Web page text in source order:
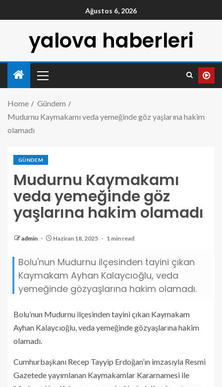
Ağustos 6, 2026
yalova haberleri
Home
Gündem
Mudurnu Kaymakamı veda yemeğinde göz yaşlarına hakim
olamadı
GÜNDEM
Mudurnu Kaymakamı
veda yemeğinde göz
yaşlarına hakim olamadı
admin Haziran 18, 2025 1 min read
Bolu'nun Mudurnu ilçesinden tayini çıkan
Kaymakam Ayhan Kalaycıoğlu, veda
yemeğinde gözyaşlarına hakim olamadı.
Bolu’nun Mudurnu ilçesinden tayini çıkan Kaymakam
Ayhan Kalaycıoğlu, veda yemeğinde gözyaşlarına hakim
olamadı.
Cumhurbaşkanı Recep Tayyip Erdoğan’ın imzasıyla Resmi
Gazetede yayımlanan Kaymakamlar Kararnamesi ile